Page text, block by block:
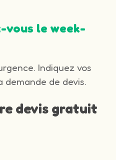
vous le week-
Indiquez vos
de devis.
devis gratuit